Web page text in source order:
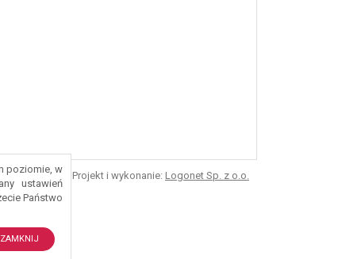
poziomie, w
ustawień
Państwo
ZAMKNIJ
Projekt i wykonanie: Logonet Sp. z o.o.